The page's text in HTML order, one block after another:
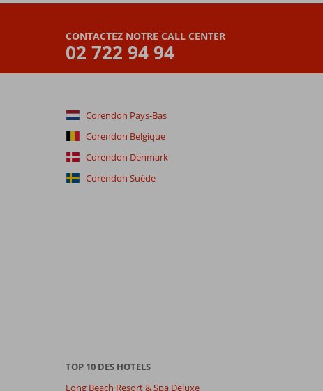
CONTACTEZ NOTRE CALL CENTER
02 722 94 94
Corendon Pays-Bas
Corendon Belgique
Corendon Denmark
Corendon Suède
TOP 10 DES HOTELS
Long Beach Resort & Spa Deluxe